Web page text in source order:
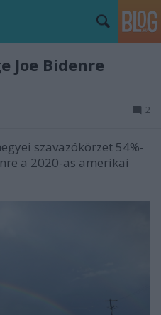
Joe Bidenre
2
szavazókörzet 54%-
a 2020-as amerikai